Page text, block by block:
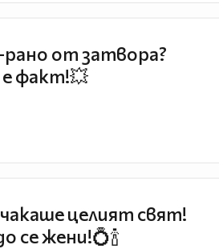
рано от затвора?
факт!💥
целият свят!
се жени!💍🍾